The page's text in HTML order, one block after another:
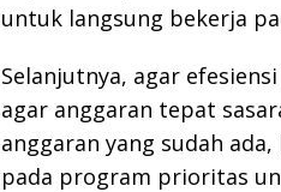
untuk langsung bekerja
Selanjutnya, agar
agar anggaran tepat
anggaran yang sudah
pada program prioritas